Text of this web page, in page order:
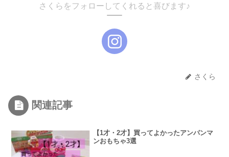
さくらをフォローしてくれると喜びます♪
さくら
関連記事
【1才・2才】買ってよかったアンパンマ
ンおもちゃ3選